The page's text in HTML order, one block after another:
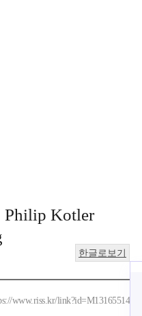
Philip Kotler
한글로보기
www.riss.kr/link?id=M13165514